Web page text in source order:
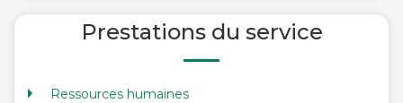
Prestations du service
Ressources humaines